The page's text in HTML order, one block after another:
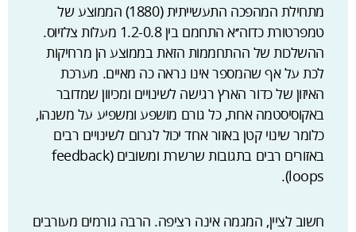
מתחילת המהפכה התעשייתית (1880) הממוצע של
טמפרטורת כדוה׳׳א התחמם בין 1.2-0.8 מעלות צלזיוס.
ההשלכות של ההתחממות הזאת בממוצע הן מרחיקות
לכת על אף שהמספר אינו נראה כה מאיים. מערכת
האיזון של כדור הארץ רגישה לשינויים ומכיוון שמדובר
באקוסיסטמה אחת, כל גורם מושפע ומשפיע על משנהו,
כלומר שינוי קטן באזור אחד יכול לגרום לשינויים רבים
באזורים רבים בתגובות שרשרת ומשובים (feedback
loops).
חשוב לציין, המגמה אינה רציפה. הרבה גורמים מעורבים